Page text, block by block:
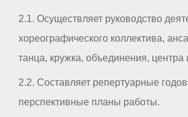
2.1. Осуществляет руководство
хореографического коллектива,
танца, кружка, объединения, центра
2.2. Составляет репертуарные
перспективные планы работы.